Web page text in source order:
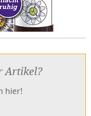
Artikel?
hier!